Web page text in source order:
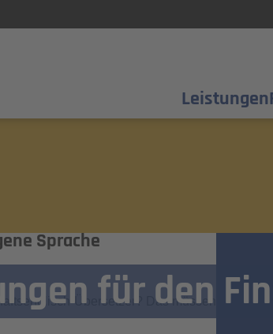
Leistungen
für den
Sprache
Übersetzer? Das müssen